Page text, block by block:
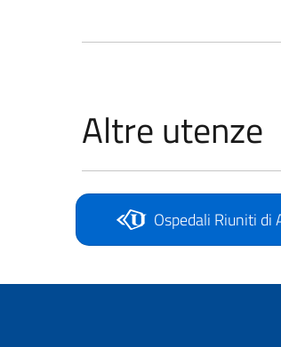
Altre utenze
Ospedali Riuniti di